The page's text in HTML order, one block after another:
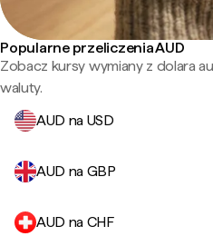
Popularne przeliczenia AUD
Zobacz kursy wymiany z dolara
waluty.
AUD na USD
AUD na GBP
AUD na CHF